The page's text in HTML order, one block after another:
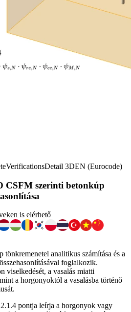
VerificationsDetail 3DEN (Eurocode)
CSFM szerinti betonkúp
is elérhető
tönkremenetel analitikus számítása és a
foglalkozik.
viselkedését, a vasalás miatti
a horgonyoktól a vasalásba történő
pontja leírja a horgonyok vagy